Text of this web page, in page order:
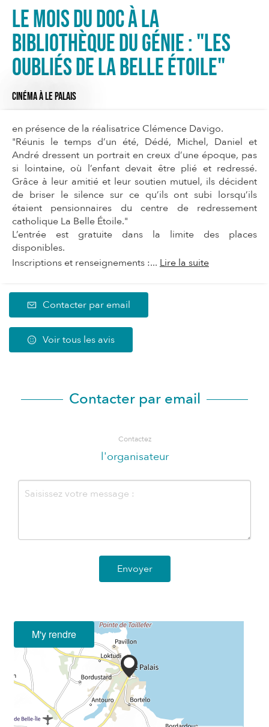
Le mois du doc à la
Bibliothèque du Génie : "Les
oubliés de la belle étoile"
CINÉMAÀ LE PALAIS
en présence de la réalisatrice Clémence Davigo.
"Réunis le temps d’un été, Dédé, Michel, Daniel et
André dressent un portrait en creux d’une époque, pas
si lointaine, où l’enfant devait être plié et redressé.
Grâce à leur amitié et leur soutien mutuel, ils décident
de briser le silence sur ce qu’ils ont subi lorsqu’ils
étaient pensionnaires du centre de redressement
catholique La Belle Étoile."
L’entrée est gratuite dans la limite des places
disponibles.
Inscriptions et renseignements :... Lire la suite
Contacter par email
Voir tous les avis
Contacter par email
Contactez
l'organisateur
Envoyer
M'y rendre